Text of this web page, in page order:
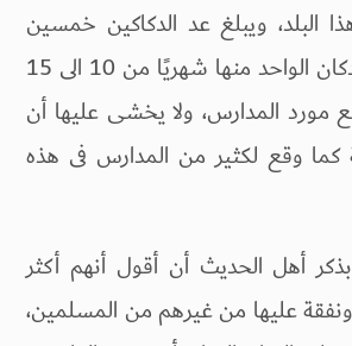
البلد، ويبلغ عد الدكاكين خمسين
دكانا يكون كراء الدكان الواحد منها شهريًا من 10 الى 15
مورد المدارس، ولا يخشى عليها أن
كما وقع لكثير من المدارس فى هذه
أهل الحديث أن أقول أنهم أكثر
عليها من غيرهم من المسلمين،